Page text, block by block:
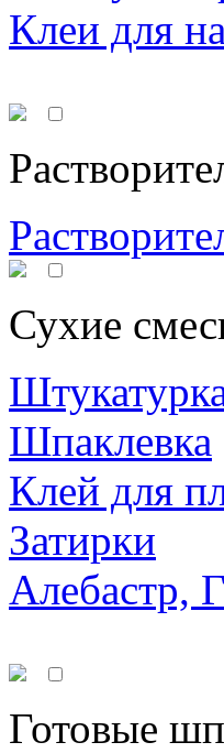
Клеи для
Сухие
Шпаклевка
Клей для
Затирки
Алебастр,
Готовые